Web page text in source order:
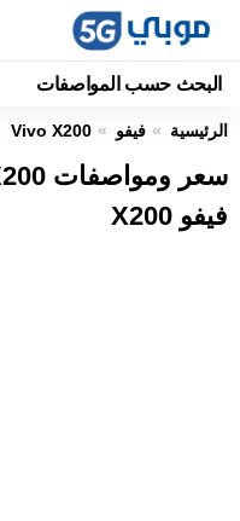
البحث حسب المواصفات
الرئيسية فيفو Vivo X200
فيفو X200